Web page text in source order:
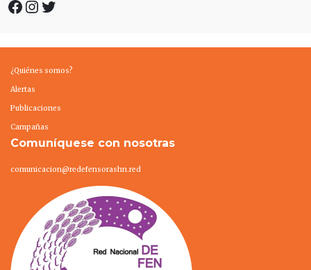
Facebook
Instagram
Twitter
¿Quiénes somos?
Alertas
Publicaciones
Campañas
Comuníquese con nosotras
comunicacion@redefensorashn.red